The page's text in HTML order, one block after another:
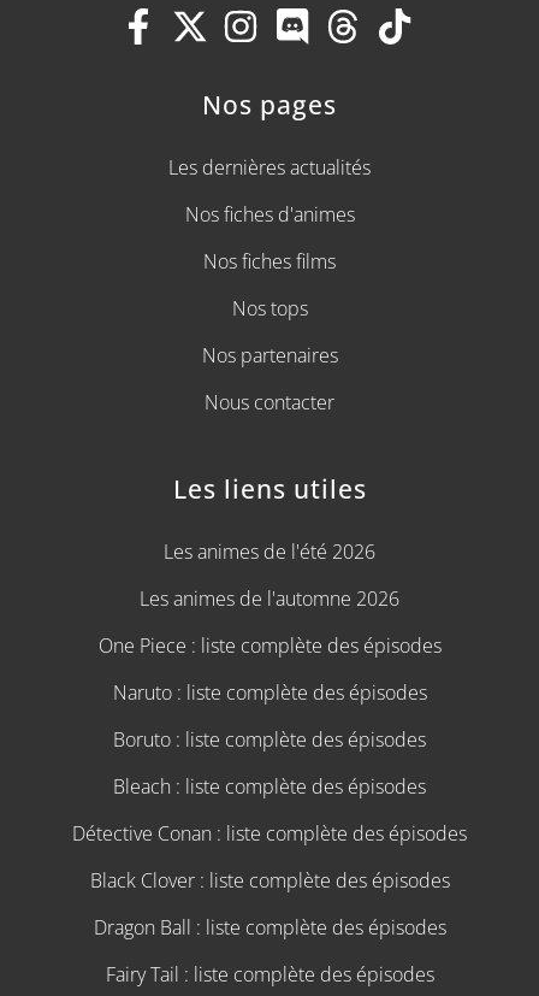
Nos pages
Les dernières actualités
Nos fiches d'animes
Nos fiches films
Nos tops
Nos partenaires
Nous contacter
Les liens utiles
Les animes de l'été 2026
Les animes de l'automne 2026
One Piece : liste complète des épisodes
Naruto : liste complète des épisodes
Boruto : liste complète des épisodes
Bleach : liste complète des épisodes
Détective Conan : liste complète des épisodes
Black Clover : liste complète des épisodes
Dragon Ball : liste complète des épisodes
Fairy Tail : liste complète des épisodes